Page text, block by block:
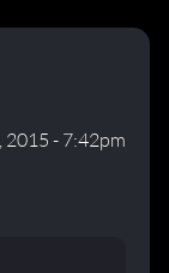
2015 - 7:42pm